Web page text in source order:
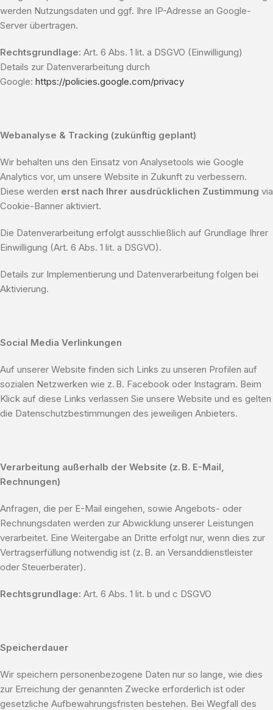
werden Nutzungsdaten und ggf. Ihre IP-Adresse an Google-
Server übertragen.
Rechtsgrundlage: Art. 6 Abs. 1 lit. a DSGVO (Einwilligung)
Details zur Datenverarbeitung durch
Google: https://policies.google.com/privacy
Webanalyse & Tracking (zukünftig geplant)
Wir behalten uns den Einsatz von Analysetools wie Google
Analytics vor, um unsere Website in Zukunft zu verbessern.
Diese werden erst nach Ihrer ausdrücklichen Zustimmung via
Cookie-Banner aktiviert.
Die Datenverarbeitung erfolgt ausschließlich auf Grundlage Ihrer
Einwilligung (Art. 6 Abs. 1 lit. a DSGVO).
Details zur Implementierung und Datenverarbeitung folgen bei
Aktivierung.
Social Media Verlinkungen
Auf unserer Website finden sich Links zu unseren Profilen auf
sozialen Netzwerken wie z. B. Facebook oder Instagram. Beim
Klick auf diese Links verlassen Sie unsere Website und es gelten
die Datenschutzbestimmungen des jeweiligen Anbieters.
Verarbeitung außerhalb der Website (z. B. E-Mail,
Rechnungen)
Anfragen, die per E-Mail eingehen, sowie Angebots- oder
Rechnungsdaten werden zur Abwicklung unserer Leistungen
verarbeitet. Eine Weitergabe an Dritte erfolgt nur, wenn dies zur
Vertragserfüllung notwendig ist (z. B. an Versanddienstleister
oder Steuerberater).
Rechtsgrundlage: Art. 6 Abs. 1 lit. b und c DSGVO
Speicherdauer
Wir speichern personenbezogene Daten nur so lange, wie dies
zur Erreichung der genannten Zwecke erforderlich ist oder
gesetzliche Aufbewahrungsfristen bestehen. Bei Wegfall des